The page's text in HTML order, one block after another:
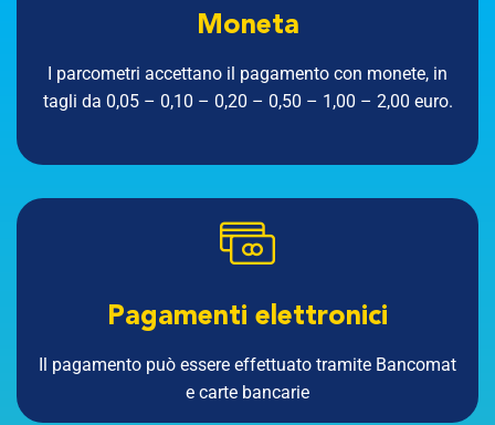
Moneta
I parcometri accettano il pagamento con monete, in
tagli da 0,05 – 0,10 – 0,20 – 0,50 – 1,00 – 2,00 euro.
Pagamenti elettronici
Il pagamento può essere effettuato tramite Bancomat
e carte bancarie